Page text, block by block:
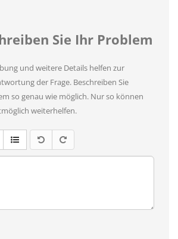
Sie Ihr Problem
und weitere Details helfen zur
der Frage. Beschreiben Sie
so genau wie möglich. Nur so können
weiterhelfen.